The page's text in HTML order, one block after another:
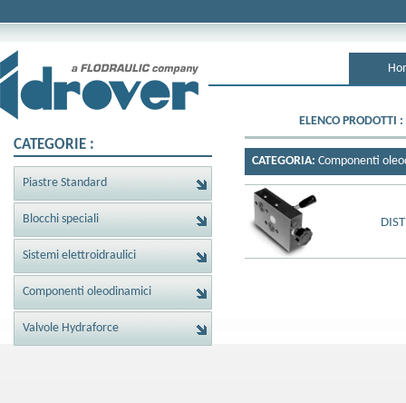
CATEGORIE :
Piastre Standard
Blocchi speciali
Sistemi elettroidraulici
Componenti oleodinamici
Valvole Hydraforce
ELENCO PRODOTTI :
CATEGORIA: Componenti